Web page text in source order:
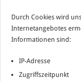
Durch Cookies wird
Internetangebotes
Informationen sind:
IP-Adresse
Zugriffszeitpunkt